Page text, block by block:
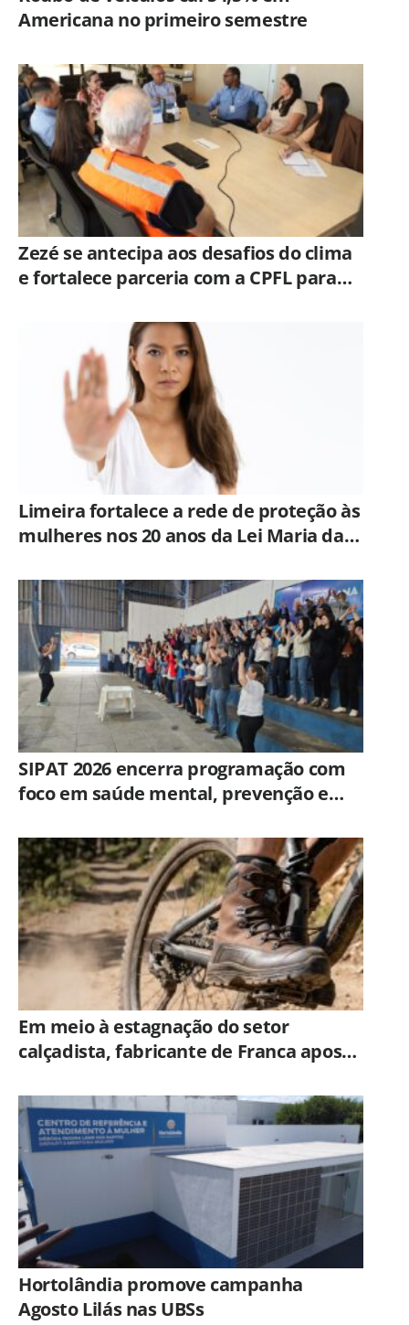
Americana no primeiro semestre
Zezé se antecipa aos desafios do clima
e fortalece parceria com a CPFL para
Limeira fortalece a rede de proteção às
mulheres nos 20 anos da Lei Maria da
SIPAT 2026 encerra programação com
foco em saúde mental, prevenção e
Americana
Em meio à estagnação do setor
calçadista, fabricante de Franca aposta
especializado
Hortolândia promove campanha
Agosto Lilás nas UBSs